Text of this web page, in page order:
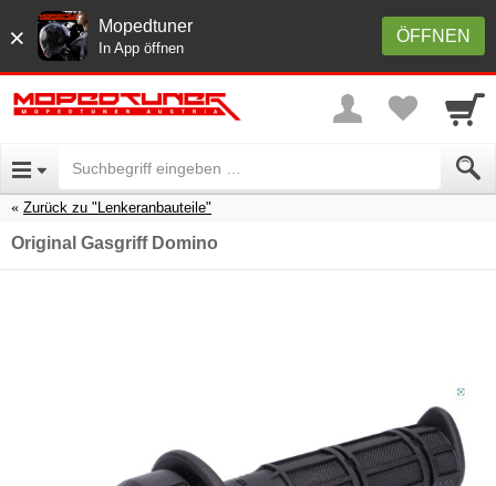
× ÖFFNEN
Mopedtuner
In App öffnen
Zurück zu "Lenkeranbauteile"
Original Gasgriff Domino